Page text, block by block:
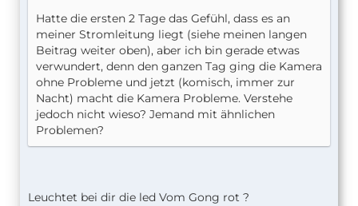
Hatte die ersten 2 Tage das Gefühl, dass es an
meiner Stromleitung liegt (siehe meinen langen
Beitrag weiter oben), aber ich bin gerade etwas
verwundert, denn den ganzen Tag ging die Kamera
ohne Probleme und jetzt (komisch, immer zur
Nacht) macht die Kamera Probleme. Verstehe
jedoch nicht wieso? Jemand mit ähnlichen
Problemen?
Leuchtet bei dir die led Vom Gong rot ?